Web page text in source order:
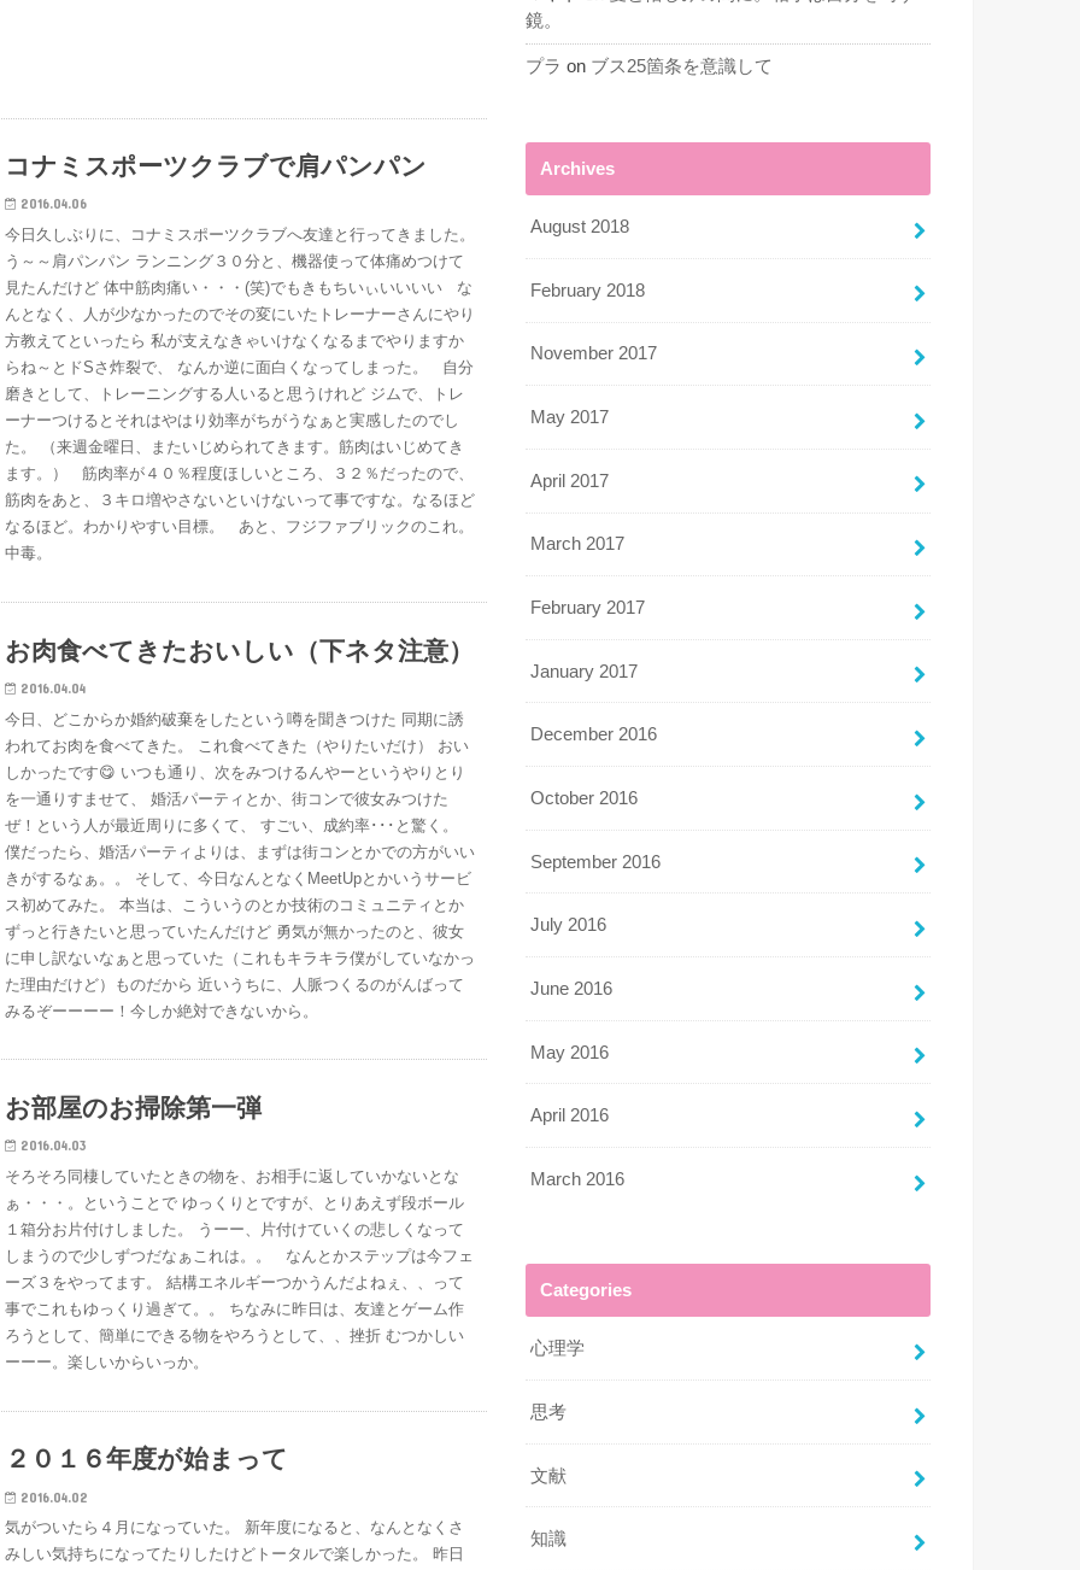
コナミスポーツクラブで肩パンパン
2016.04.06
今日久しぶりに、コナミスポーツクラブへ友達と行ってきました。
う～～肩パンパン ランニング３０分と、機器使って体痛めつけて
見たんだけど 体中筋肉痛い・・・(笑)でもきもちいぃいいいい な
んとなく、人が少なかったのでその変にいたトレーナーさんにやり
方教えてといったら 私が支えなきゃいけなくなるまでやりますか
らね～とドSさ炸裂で、 なんか逆に面白くなってしまった。 自分
磨きとして、トレーニングする人いると思うけれど ジムで、トレ
ーナーつけるとそれはやはり効率がちがうなぁと実感したのでし
た。 （来週金曜日、またいじめられてきます。筋肉はいじめてき
ます。） 筋肉率が４０％程度ほしいところ、３２％だったので、
筋肉をあと、３キロ増やさないといけないって事ですな。なるほど
なるほど。わかりやすい目標。 あと、フジファブリックのこれ。
中毒。
お肉食べてきたおいしい（下ネタ注意）
2016.04.04
今日、どこからか婚約破棄をしたという噂を聞きつけた 同期に誘
われてお肉を食べてきた。 これ食べてきた（やりたいだけ） おい
しかったです😋 いつも通り、次をみつけるんやーというやりとり
を一通りすませて、 婚活パーティとか、街コンで彼女みつけた
ぜ！という人が最近周りに多くて、 すごい、成約率･･･と驚く。
僕だったら、婚活パーティよりは、まずは街コンとかでの方がいい
きがするなぁ。。 そして、今日なんとなくMeetUpとかいうサービ
ス初めてみた。 本当は、こういうのとか技術のコミュニティとか
ずっと行きたいと思っていたんだけど 勇気が無かったのと、彼女
に申し訳ないなぁと思っていた（これもキラキラ僕がしていなかっ
た理由だけど）ものだから 近いうちに、人脈つくるのがんばって
みるぞーーーー！今しか絶対できないから。
お部屋のお掃除第一弾
2016.04.03
そろそろ同棲していたときの物を、お相手に返していかないとな
ぁ・・・。ということで ゆっくりとですが、とりあえず段ボール
１箱分お片付けしました。 うーー、片付けていくの悲しくなって
しまうので少しずつだなぁこれは。。 なんとかステップは今フェ
ーズ３をやってます。 結構エネルギーつかうんだよねぇ、、って
事でこれもゆっくり過ぎて。。 ちなみに昨日は、友達とゲーム作
ろうとして、簡単にできる物をやろうとして、、挫折 むつかしい
ーーー。楽しいからいっか。
２０１６年度が始まって
2016.04.02
気がついたら４月になっていた。 新年度になると、なんとなくさ
みしい気持ちになってたりしたけどトータルで楽しかった。 昨日
鏡。
プラ on ブス25箇条を意識して
Archives
August 2018
February 2018
November 2017
May 2017
April 2017
March 2017
February 2017
January 2017
December 2016
October 2016
September 2016
July 2016
June 2016
May 2016
April 2016
March 2016
Categories
心理学
思考
文献
知識